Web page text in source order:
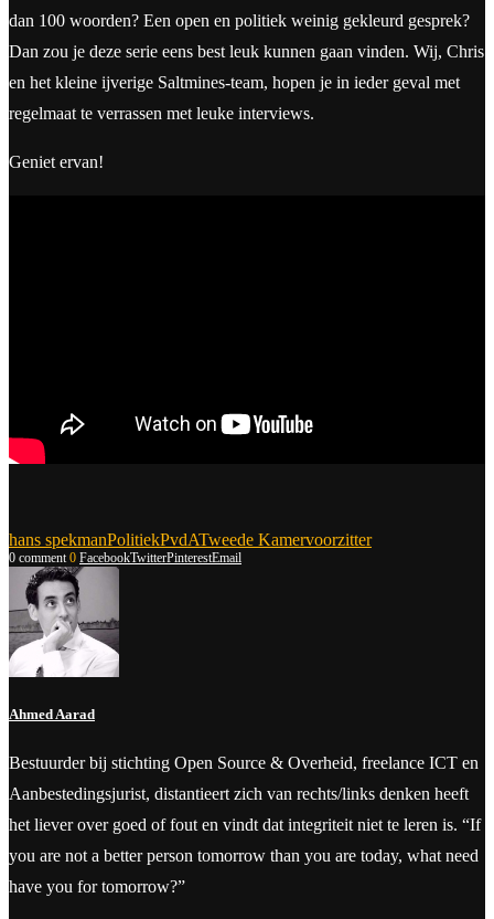
dan 100 woorden? Een open en politiek weinig gekleurd gesprek?
Dan zou je deze serie eens best leuk kunnen gaan vinden. Wij, Chris
en het kleine ijverige Saltmines-team, hopen je in ieder geval met
regelmaat te verrassen met leuke interviews.
Geniet ervan!
hans spekmanPolitiekPvdATweede Kamervoorzitter
0 comment 0 FacebookTwitterPinterestEmail
Ahmed Aarad
Bestuurder bij stichting Open Source & Overheid, freelance ICT en
Aanbestedingsjurist, distantieert zich van rechts/links denken heeft
het liever over goed of fout en vindt dat integriteit niet te leren is. “If
you are not a better person tomorrow than you are today, what need
have you for tomorrow?”